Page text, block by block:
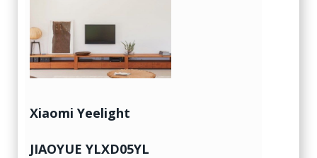
Xiaomi Yeelight
JIAOYUE YLXD05YL